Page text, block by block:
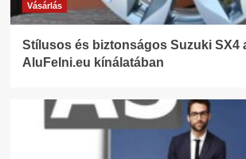
Vásárlás
Stílusos és biztonságos Suzuki SX4
AluFelni.eu kínálatában